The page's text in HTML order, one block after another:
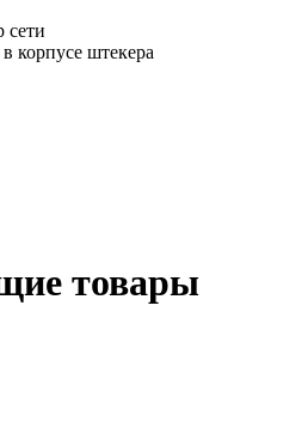
сети
корпусе штекера
товары